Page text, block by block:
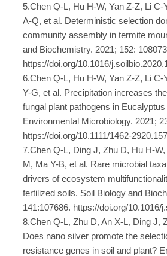
5.Chen Q-L, Hu H-W, Yan Z-Z, Li C-
A-Q, et al. Deterministic selection
community assembly in termite
and Biochemistry. 2021; 152:
https://doi.org/10.1016/
6.Chen Q-L, Hu H-W, Yan Z-Z, Li C-
Y-G, et al. Precipitation increases
fungal plant pathogens in
Environmental Microbiology. 2021;
https://doi.org/10.1111/1462-
7.Chen Q-L, Ding J, Zhu D, Hu H-
M, Ma Y-B, et al. Rare microbial
drivers of ecosystem
fertilized soils. Soil Biology and
141:107686. https://doi.org/10.1016/
8.Chen Q-L, Zhu D, An X-L, Ding J,
Does nano silver promote the
resistance genes in soil and plant?